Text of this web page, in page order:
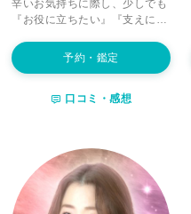
辛いお気持ちに際し、少しでも
『お役に立ちたい』『支えにな
でまいります。占い師として活
動を始める以前から、私は度々
した。 その度に夢の中で”重要
い将来で思い当たる出来事が起
きるということが何度か続
き、”これは予知夢だ”と自分で
理解することは難しいことでは
ありませんでした。 最初はメッ
予約・鑑定
口コミ・感想